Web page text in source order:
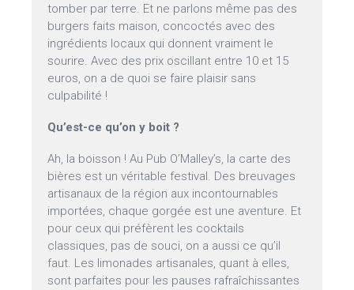
tomber par terre. Et ne parlons même pas des
burgers faits maison, concoctés avec des
ingrédients locaux qui donnent vraiment le
sourire. Avec des prix oscillant entre 10 et 15
euros, on a de quoi se faire plaisir sans
culpabilité !
Qu’est-ce qu’on y boit ?
Ah, la boisson ! Au Pub O’Malley’s, la carte des
bières est un véritable festival. Des breuvages
artisanaux de la région aux incontournables
importées, chaque gorgée est une aventure. Et
pour ceux qui préfèrent les cocktails
classiques, pas de souci, on a aussi ce qu’il
faut. Les limonades artisanales, quant à elles,
sont parfaites pour les pauses rafraîchissantes